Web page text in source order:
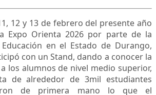
12 y 13 de febrero del presente año
Expo Orienta 2026 por parte de la
en el Estado de Durango,
con un Stand, dando a conocer la
los alumnos de nivel medio superior,
de alrededor de 3mil estudiantes
de primera mano lo que el